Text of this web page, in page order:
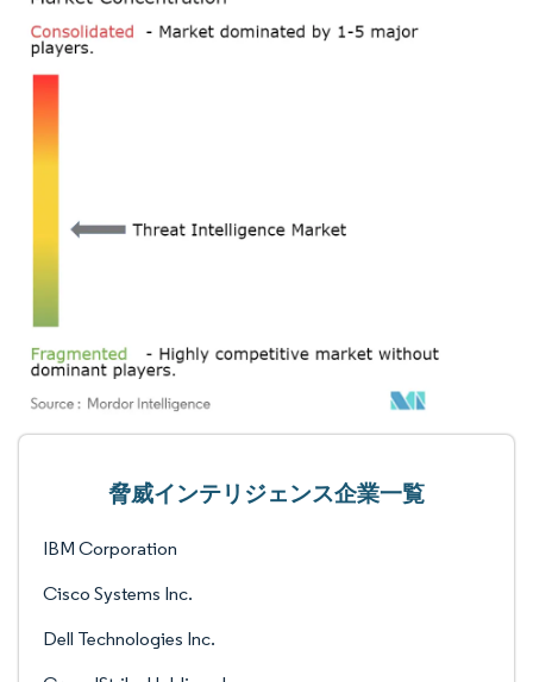
脅威インテリジェンス企業一覧
IBM Corporation
Cisco Systems Inc.
Dell Technologies Inc.